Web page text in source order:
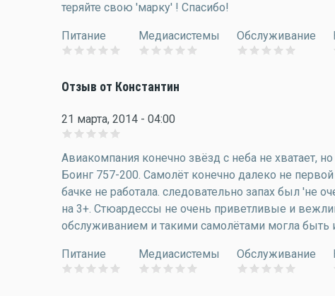
теряйте свою 'марку' ! Спасибо!
Питание Медиасистемы Обслуживание
Отзыв от Константин
21 марта, 2014 - 04:00
Авиакомпания конечно звёзд с неба не хватает,
Боинг 757-200. Самолёт конечно далеко не
бачке не работала. следовательно запах был 'не
на 3+. Стюардессы не очень приветливые и
обслуживанием и такими самолётами могла быть
Питание Медиасистемы Обслуживание